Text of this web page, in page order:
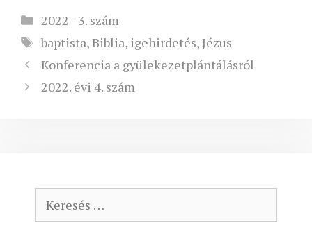
Kategória
2022 - 3. szám
Címkék
baptista,Biblia, igehirdetés,Jézus
Konferencia a gyülekezetplántálásról
2022. évi 4. szám
Keresés: